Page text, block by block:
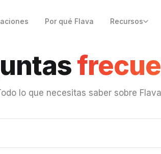
Por qué Flava Recursos
lo que necesitas saber sobre Flava